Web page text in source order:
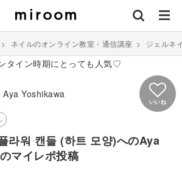
> ネイルのオンライン教室・通信講座 > ジェルネ
Aya Yoshikawa
いいね
라워 캔들 (하트 모양)へのAya
マイレポ投稿